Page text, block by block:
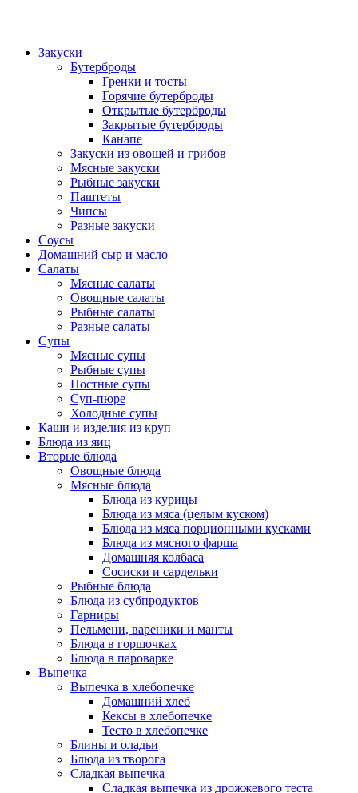
Закуски
Бутерброды
Гренки и тосты
Горячие бутерброды
Открытые бутерброды
Закрытые бутерброды
Канапе
Закуски из овощей и грибов
Мясные закуски
Рыбные закуски
Паштеты
Чипсы
Разные закуски
Соусы
Домашний сыр и масло
Салаты
Мясные салаты
Овощные салаты
Рыбные салаты
Разные салаты
Супы
Мясные супы
Рыбные супы
Постные супы
Суп-пюре
Холодные супы
Каши и изделия из круп
Блюда из яиц
Вторые блюда
Овощные блюда
Мясные блюда
Блюда из курицы
Блюда из мяса (целым куском)
Блюда из мяса порционными кусками
Блюда из мясного фарша
Домашняя колбаса
Сосиски и сардельки
Рыбные блюда
Блюда из субпродуктов
Гарниры
Пельмени, вареники и манты
Блюда в горшочках
Блюда в пароварке
Выпечка
Выпечка в хлебопечке
Домашний хлеб
Кексы в хлебопечке
Тесто в хлебопечке
Блины и оладьи
Блюда из творога
Сладкая выпечка
Сладкая выпечка из дрожжевого теста